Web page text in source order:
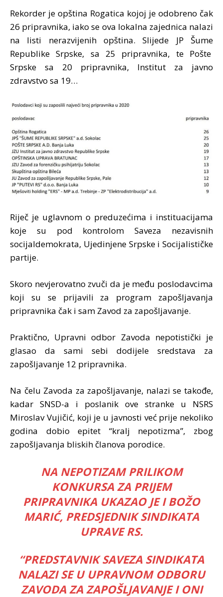
Rekorder je opština Rogatica kojoj je odobreno čak
26 pripravnika, iako se ova lokalna zajednica nalazi
na listi nerazvijenih opština. Slijede JP Šume
Republike Srpske, sa 25 pripravnika, te Pošte
Srpske sa 20 pripravnika, Institut za javno
zdravstvo sa 19…
Riječ je uglavnom o preduzećima i instituacijama
koje su pod kontrolom Saveza nezavisnih
socijaldemokrata, Ujedinjene Srpske i Socijalističke
partije.
Skoro nevjerovatno zvuči da je među poslodavcima
koji su se prijavili za program zapošljavanja
pripravnika čak i sam Zavod za zapošljavanje.
Praktično, Upravni odbor Zavoda nepotistički je
glasao da sami sebi dodijele sredstava za
zapošljavanje 12 pripravnika.
Na čelu Zavoda za zapošljavanje, nalazi se takođe,
kadar SNSD-a i poslanik ove stranke u NSRS
Miroslav Vujičić, koji je u javnosti već prije nekoliko
godina dobio epitet “kralj nepotizma”, zbog
zapošljavanja bliskih članova porodice.
NA NEPOTIZAM PRILIKOM
KONKURSA ZA PRIJEM
PRIPRAVNIKA UKAZAO JE I BOŽO
MARIĆ, PREDSJEDNIK SINDIKATA
UPRAVE RS.
“PREDSTAVNIK SAVEZA SINDIKATA
NALAZI SE U UPRAVNOM ODBORU
ZAVODA ZA ZAPOŠLJAVANJE I ONI